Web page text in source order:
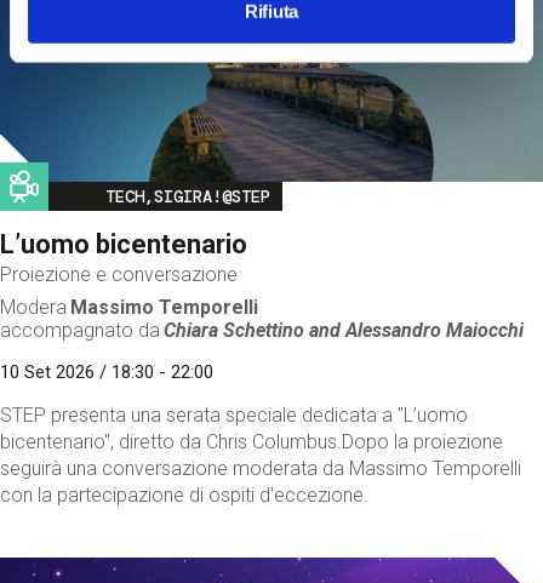
Rifiuta
Image
TECH,SIGIRA!@STEP
L’uomo bicentenario
Proiezione e conversazione
Modera Massimo Temporelli
accompagnato da Chiara Schettino andAlessandro Maiocchi
10 Set 2026 / 18:30 - 22:00
STEP presenta una serata speciale dedicata a "L’uomo
bicentenario", diretto da Chris Columbus.Dopo la proiezione
seguirà una conversazione moderata da Massimo Temporelli
con la partecipazione di ospiti d'eccezione.